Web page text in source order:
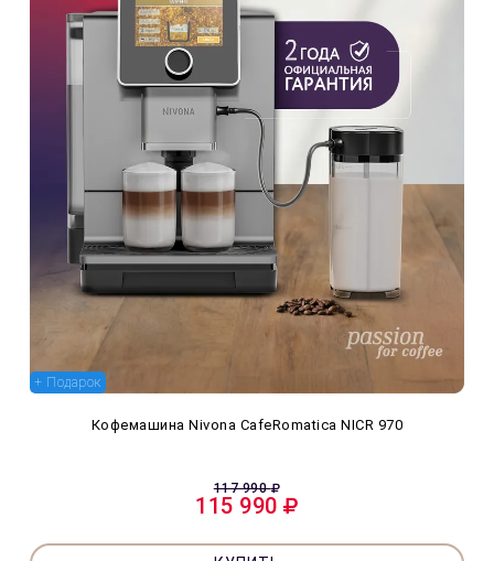
+ Подарок
Кофемашина Nivona CafeRomatica NICR 970
117 990
115 990